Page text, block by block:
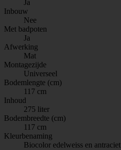
Ja
Inbouw
Nee
Met badpoten
Ja
Afwerking
Mat
Montagezijde
Universeel
Bodemlengte (cm)
117 cm
Inhoud
275 liter
Bodembreedte (cm)
117 cm
Kleurbenaming
Biocolor edelweiss en antraciet